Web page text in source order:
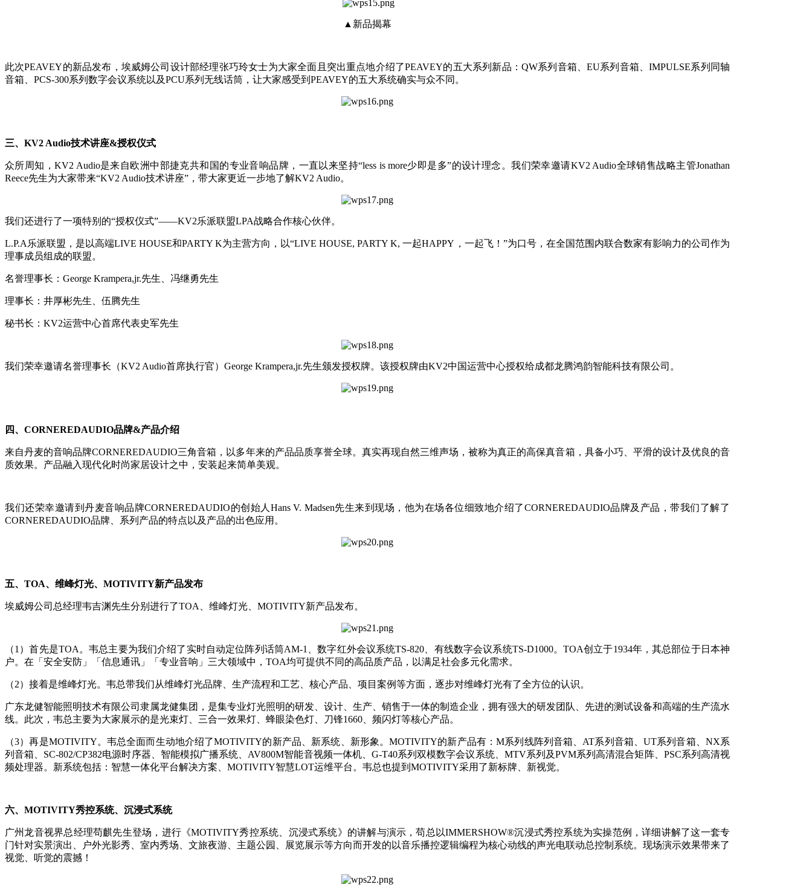
▲新品揭幕
此次PEAVEY的新品发布，埃威姆公司设计部经理张巧玲女士为大家全面且突出重点地介绍了PEAVEY的五大系列新品：QW系列音箱、EU系列音箱、IMPULSE系列同轴
音箱、PCS-300系列数字会议系统以及PCU系列无线话筒，让大家感受到PEAVEY的五大系统确实与众不同。
三、KV2 Audio技术讲座&授权仪式
众所周知，KV2 Audio是来自欧洲中部捷克共和国的专业音响品牌，一直以来坚持“less is more少即是多”的设计理念。我们荣幸邀请KV2 Audio全球销售战略主管Jonathan
Reece先生为大家带来“KV2 Audio技术讲座”，带大家更近一步地了解KV2 Audio。
我们还进行了一项特别的“授权仪式”——KV2乐派联盟LPA战略合作核心伙伴。
L.P.A乐派联盟，是以高端LIVE HOUSE和PARTY K为主营方向，以“LIVE HOUSE, PARTY K, 一起HAPPY，一起飞！”为口号，在全国范围内联合数家有影响力的公司作为
理事成员组成的联盟。
名誉理事长：George Krampera,jr.先生、冯继勇先生
理事长：井厚彬先生、伍腾先生
秘书长：KV2运营中心首席代表史军先生
我们荣幸邀请名誉理事长（KV2 Audio首席执行官）George Krampera,jr.先生颁发授权牌。该授权牌由KV2中国运营中心授权给成都龙腾鸿韵智能科技有限公司。
四、CORNEREDAUDIO品牌&产品介绍
来自丹麦的音响品牌CORNEREDAUDIO三角音箱，以多年来的产品品质享誉全球。真实再现自然三维声场，被称为真正的高保真音箱，具备小巧、平滑的设计及优良的音
质效果。产品融入现代化时尚家居设计之中，安装起来简单美观。
我们还荣幸邀请到丹麦音响品牌CORNEREDAUDIO的创始人Hans V. Madsen先生来到现场，他为在场各位细致地介绍了CORNEREDAUDIO品牌及产品，带我们了解了
CORNEREDAUDIO品牌、系列产品的特点以及产品的出色应用。
五、TOA、维峰灯光、MOTIVITY新产品发布
埃威姆公司总经理韦吉渊先生分别进行了TOA、维峰灯光、MOTIVITY新产品发布。
（1）首先是TOA。韦总主要为我们介绍了实时自动定位阵列话筒AM-1、数字红外会议系统TS-820、有线数字会议系统TS-D1000。TOA创立于1934年，其总部位于日本神
户。在「安全安防」「信息通讯」「专业音响」三大领域中，TOA均可提供不同的高品质产品，以满足社会多元化需求。
（2）接着是维峰灯光。韦总带我们从维峰灯光品牌、生产流程和工艺、核心产品、项目案例等方面，逐步对维峰灯光有了全方位的认识。
广东龙健智能照明技术有限公司隶属龙健集团，是集专业灯光照明的研发、设计、生产、销售于一体的制造企业，拥有强大的研发团队、先进的测试设备和高端的生产流水
线。此次，韦总主要为大家展示的是光束灯、三合一效果灯、蜂眼染色灯、刀锋1660、频闪灯等核心产品。
（3）再是MOTIVITY。韦总全面而生动地介绍了MOTIVITY的新产品、新系统、新形象。MOTIVITY的新产品有：M系列线阵列音箱、AT系列音箱、UT系列音箱、NX系
列音箱、SC-802/CP382电源时序器、智能模拟广播系统、AV800M智能音视频一体机、G-T40系列双模数字会议系统、MTV系列及PVM系列高清混合矩阵、PSC系列高清视
频处理器。新系统包括：智慧一体化平台解决方案、MOTIVITY智慧LOT运维平台。韦总也提到MOTIVITY采用了新标牌、新视觉。
六、MOTIVITY秀控系统、沉浸式系统
广州龙音视界总经理苟麒先生登场，进行《MOTIVITY秀控系统、沉浸式系统》的讲解与演示，苟总以IMMERSHOW®沉浸式秀控系统为实操范例，详细讲解了这一套专
门针对实景演出、户外光影秀、室内秀场、文旅夜游、主题公园、展览展示等方向而开发的以音乐播控逻辑编程为核心动线的声光电联动总控制系统。现场演示效果带来了
视觉、听觉的震撼！